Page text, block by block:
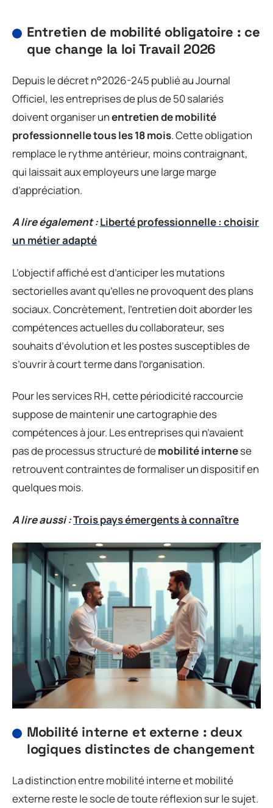
Entretien de mobilité obligatoire : ce
que change la loi Travail 2026
Depuis le décret n°2026-245 publié au Journal
Officiel, les entreprises de plus de 50 salariés
doivent organiser unentretien de mobilité
professionnelle tous les 18 mois. Cette obligation
remplace le rythme antérieur, moins contraignant,
qui laissait aux employeurs une large marge
d’appréciation.
A lire également :Liberté professionnelle : choisir
un métier adapté
L’objectif affiché est d’anticiper les mutations
sectorielles avant qu’elles ne provoquent des plans
sociaux. Concrètement, l’entretien doit aborder les
compétences actuelles du collaborateur, ses
souhaits d’évolution et les postes susceptibles de
s’ouvrir à court terme dans l’organisation.
Pour les services RH, cette périodicité raccourcie
suppose de maintenir une cartographie des
compétences à jour. Les entreprises qui n’avaient
pas de processus structuré demobilité internese
retrouvent contraintes de formaliser un dispositif en
quelques mois.
A lire aussi :Trois pays émergents à connaître
Mobilité interne et externe : deux
logiques distinctes de changement
La distinction entre mobilité interne et mobilité
externe reste le socle de toute réflexion sur le sujet.